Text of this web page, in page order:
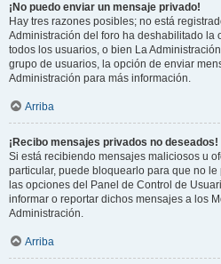
¡No puedo enviar un mensaje privado!
Hay tres razones posibles; no está
Administración del foro ha deshabilitado la
todos los usuarios, o bien La
grupo de usuarios, la opción de enviar
Administración para más información.
Arriba
¡Recibo mensajes privados no deseados!
Si está recibiendo mensajes maliciosos u
particular, puede bloquearlo para que no
las opciones del Panel de Control de
informar o reportar dichos mensajes a los
Administración.
Arriba